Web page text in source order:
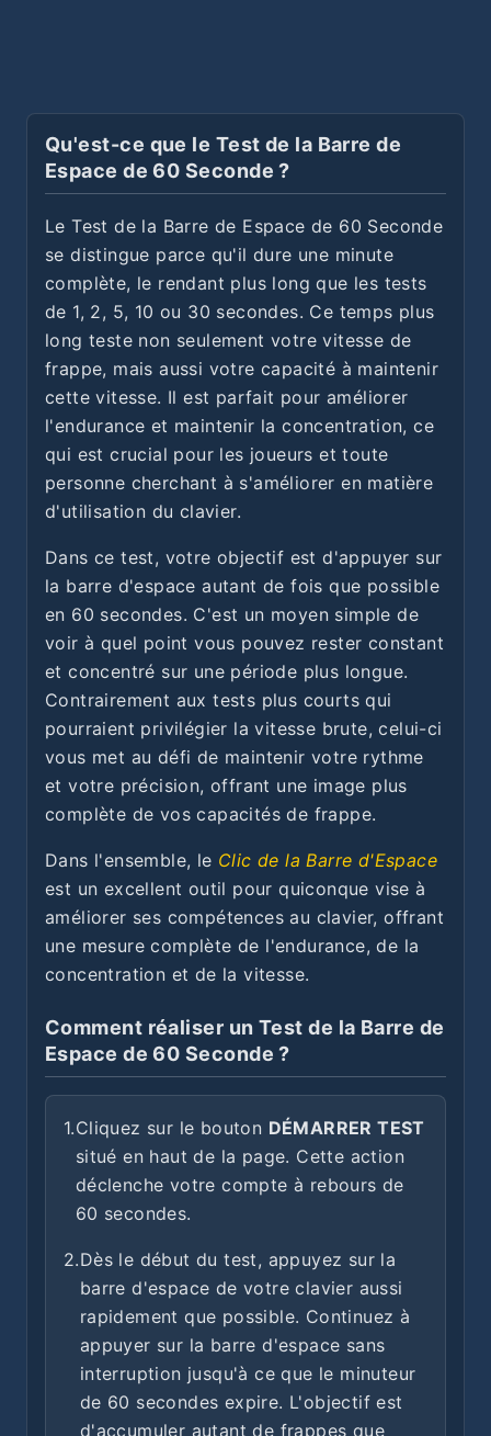
Qu'est-ce que le Test de la Barre de
Espace de 60 Seconde ?
Le Test de la Barre de Espace de 60 Seconde
se distingue parce qu'il dure une minute
complète, le rendant plus long que les tests
de 1, 2, 5, 10 ou 30 secondes. Ce temps plus
long teste non seulement votre vitesse de
frappe, mais aussi votre capacité à maintenir
cette vitesse. Il est parfait pour améliorer
l'endurance et maintenir la concentration, ce
qui est crucial pour les joueurs et toute
personne cherchant à s'améliorer en matière
d'utilisation du clavier.
Dans ce test, votre objectif est d'appuyer sur
la barre d'espace autant de fois que possible
en 60 secondes. C'est un moyen simple de
voir à quel point vous pouvez rester constant
et concentré sur une période plus longue.
Contrairement aux tests plus courts qui
pourraient privilégier la vitesse brute, celui-ci
vous met au défi de maintenir votre rythme
et votre précision, offrant une image plus
complète de vos capacités de frappe.
Dans l'ensemble, le Clic de la Barre d'Espace
est un excellent outil pour quiconque vise à
améliorer ses compétences au clavier, offrant
une mesure complète de l'endurance, de la
concentration et de la vitesse.
Comment réaliser un Test de la Barre de
Espace de 60 Seconde ?
1.Cliquez sur le bouton DÉMARRER TEST
situé en haut de la page. Cette action
déclenche votre compte à rebours de
60 secondes.
2.Dès le début du test, appuyez sur la
barre d'espace de votre clavier aussi
rapidement que possible. Continuez à
appuyer sur la barre d'espace sans
interruption jusqu'à ce que le minuteur
de 60 secondes expire. L'objectif est
d'accumuler autant de frappes que